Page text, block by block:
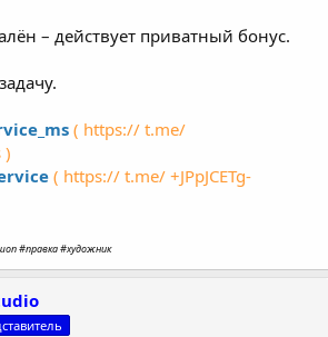
– действует приватный бонус.
( https:// t.me/
)
( https:// t.me/ +JPpJCETg-
#правка #художник